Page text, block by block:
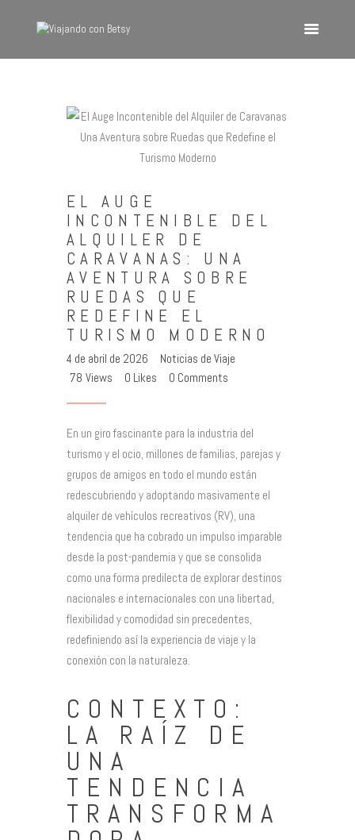
VIAJANDO CON BETSY
Inicio
América
Asia
Quienes Somos
Contacto
EL AUGE
INCONTENIBLE DEL
ALQUILER DE
CARAVANAS: UNA
AVENTURA SOBRE
RUEDAS QUE
REDEFINE EL
TURISMO MODERNO
4 de abril de 2026
Noticias de Viaje
78 Views 0 Likes 0 Comments
En un giro fascinante para la industria del
turismo y el ocio, millones de familias, parejas y
grupos de amigos en todo el mundo están
redescubriendo y adoptando masivamente el
alquiler de vehículos recreativos (RV), una
tendencia que ha cobrado un impulso imparable
desde la post-pandemia y que se consolida
como una forma predilecta de explorar destinos
nacionales e internacionales con una libertad,
flexibilidad y comodidad sin precedentes,
redefiniendo así la experiencia de viaje y la
conexión con la naturaleza.
CONTEXTO:
LA RAÍZ DE
UNA
TENDENCIA
TRANSFORMA